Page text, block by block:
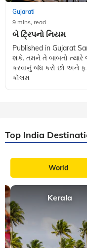
Gujarati
9 mins, read
બે ટ્રિપનો નિયમ
Published in Gujarat
શકે. તમને તે બાબતો
કરવાનું બંધ કરો છો અને
કૉલમ
Top India
World
Kerala